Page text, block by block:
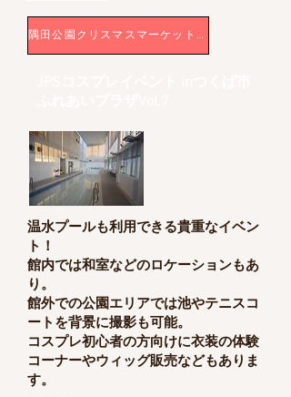
隅田公園クリスマスマーケット 詳細
温水プールも利用できる貴重なイベン
ト！
館内では和室などのロケーションもあ
り。
館外での公園エリアでは池やテニスコ
ートを背景に撮影も可能。
​コスプレ初心者の方向けに衣装の体験
コーナーやウィッグ販売などもありま
す。